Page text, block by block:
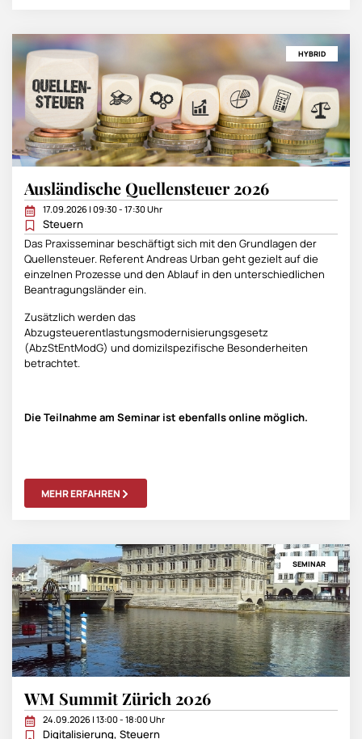
MEHR ERFAHREN
HYBRID
Ausländische Quellensteuer 2026
17.09.2026 | 09:30 - 17:30 Uhr
Steuern
Das Praxisseminar beschäftigt sich mit den Grundlagen der
Quellensteuer. Referent Andreas Urban geht gezielt auf die
einzelnen Prozesse und den Ablauf in den unterschiedlichen
Beantragungsländer ein.
Zusätzlich werden das
Abzugsteuerentlastungsmodernisierungsgesetz
(AbzStEntModG) und domizilspezifische Besonderheiten
betrachtet.
Die Teilnahme am Seminar ist ebenfalls online möglich.
SEMINAR
WM Summit Zürich 2026
24.09.2026 | 13:00 - 18:00 Uhr
Digitalisierung, Steuern